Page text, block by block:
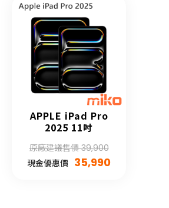
APPLE iPad Pro
2025 11吋
原廠建議售價 39,900
現金優惠價 35,990